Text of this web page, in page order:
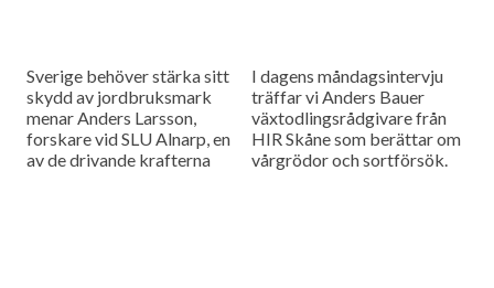
Sverige behöver stärka sitt
skydd av jordbruksmark
menar Anders Larsson,
forskare vid SLU Alnarp, en
av de drivande krafterna
I dagens måndagsintervju
träffar vi Anders Bauer
växtodlingsrådgivare från
HIR Skåne som berättar om
vårgrödor och sortförsök.